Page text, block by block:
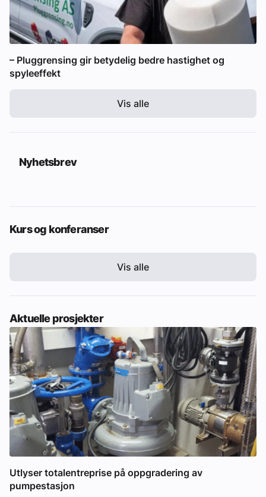
– Pluggrensing gir betydelig bedre hastighet og
spyleeffekt
Vis alle
Nyhetsbrev
Kurs og konferanser
Vis alle
Aktuelle prosjekter
Utlyser totalentreprise på oppgradering av
pumpestasjon